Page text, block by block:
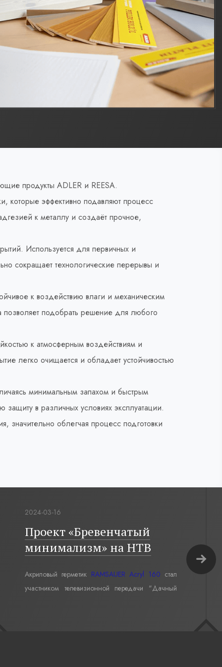
продукты ADLER и REESA.
которые эффективно подавляют процесс
к металлу и создаёт прочное,
Используется для первичных и
сокращает технологические перерывы и
к воздействию влаги и механическим
подобрать решение для любого
к атмосферным воздействиям и
легко очищается и обладает устойчивостью
минимальным запахом и быстрым
в различных условиях эксплуатации.
значительно облегчая процесс подготовки
2024-03-16
Проект «Бревенчатый
минимализм» на НТВ
Акриловый герметик RAMSAUER Acryl 160 стал
участником телевизионной передачи "Дачный